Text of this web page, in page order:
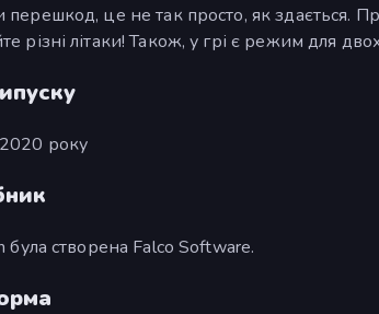
це не так просто, як здається.
різні літаки! Також, у грі є режим для
року
була створена Falco Software.